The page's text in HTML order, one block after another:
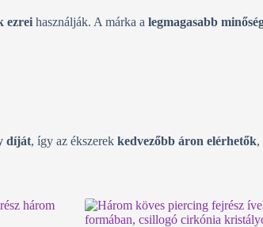
ezrei használják. A márka a legmagasabb
díját, így az ékszerek kedvezőbb áron elérhetők,